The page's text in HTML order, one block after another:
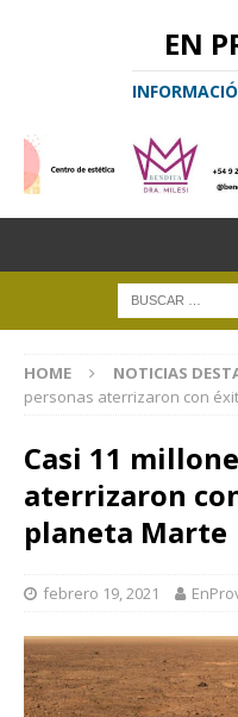
EN
HOME NOTICIAS
personas aterrizaron con
Casi 11
aterrizaron
planeta Marte
febrero 19, 2021